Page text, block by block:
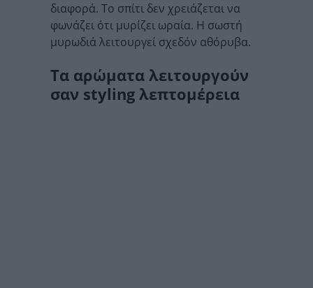
διαφορά. Το σπίτι δεν χρειάζεται να
φωνάζει ότι μυρίζει ωραία. Η σωστή
μυρωδιά λειτουργεί σχεδόν αθόρυβα.
Τα αρώματα λειτουργούν
σαν styling λεπτομέρεια